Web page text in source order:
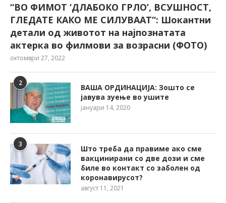
“ВО ФИМОТ ‘ДЛАБОКО ГРЛО’, ВСУШНОСТ,
ГЛЕДАТЕ КАКО МЕ СИЛУВААТ“: Шокантни
детали од животот на најпознатата
актерка во филмови за возрасни (ФОТО)
октомври 27, 2022
2
ВАША ОРДИНАЦИЈА: Зошто се
јавува зуење во ушите
јануари 14, 2020
3
Што треба да правиме ако сме
вакцинирани со две дози и сме
биле во контакт со заболен од
коронавирусот?
август 11, 2021